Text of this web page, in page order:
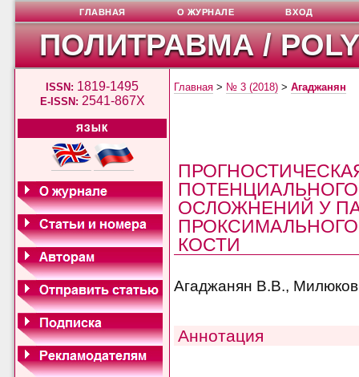
ПОЛИТРАВМА /
ISSN: 1819-1495
E-ISSN: 2541-867X
ЯЗЫК
ГЛАВНАЯ О ЖУРНАЛЕ ВХОД
Главная > № 3 (2018) >Агаджанян
ОСЛОЖНЕНИЙ У
КОСТИ
Агаджанян В.В.,
Аннотация